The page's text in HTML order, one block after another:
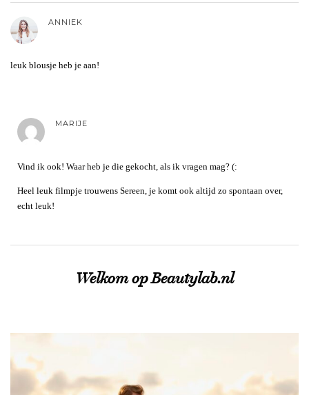
ANNIEK
leuk blousje heb je aan!
MARIJE
Vind ik ook! Waar heb je die gekocht, als ik vragen mag? (:
Heel leuk filmpje trouwens Sereen, je komt ook altijd zo spontaan over,
echt leuk!
Welkom op Beautylab.nl